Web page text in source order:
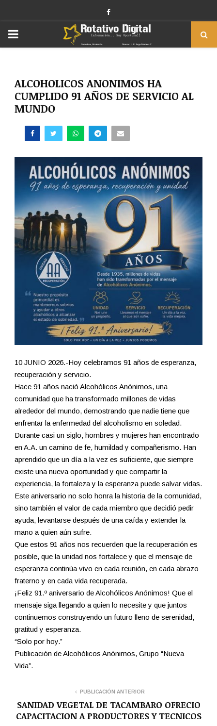
Facebook
PRIMARY
ALCOHOLICOS ANONIMOS HA
CUMPLIDO 91 AÑOS DE SERVICIO AL
MUNDO
10 JUNIO 2026.-Hoy celebramos 91 años de esperanza,
recuperación y servicio.
Hace 91 años nació Alcohólicos Anónimos, una
comunidad que ha transformado millones de vidas
alrededor del mundo, demostrando que nadie tiene que
enfrentar la enfermedad del alcoholismo en soledad.
Durante casi un siglo, hombres y mujeres han encontrado
en A.A. un camino de fe, humildad y compañerismo. Han
aprendido que un día a la vez es suficiente, que siempre
existe una nueva oportunidad y que compartir la
experiencia, la fortaleza y la esperanza puede salvar vidas.
Este aniversario no solo honra la historia de la comunidad,
sino también el valor de cada miembro que decidió pedir
ayuda, levantarse después de una caída y extender la
mano a quien aún sufre.
Que estos 91 años nos recuerden que la recuperación es
posible, que la unidad nos fortalece y que el mensaje de
esperanza continúa vivo en cada reunión, en cada abrazo
fraterno y en cada vida recuperada.
¡Feliz 91.º aniversario de Alcohólicos Anónimos! Que el
mensaje siga llegando a quien lo necesite y que juntos
continuemos construyendo un futuro lleno de serenidad,
gratitud y esperanza.
“Solo por hoy.”
Publicación de Alcohólicos Anónimos, Grupo “Nueva
Vida”.
PUBLICACIÓN ANTERIOR
SANIDAD VEGETAL DE TACAMBARO OFRECIO
CAPACITACION A PRODUCTORES Y TECNICOS